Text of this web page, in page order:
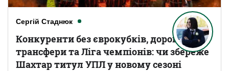
Сергій Стаднюк
Конкуренти без єврокубків, дорогі
трансфери та Ліга чемпіонів: чи збереже
Шахтар титул УПЛ у новому сезоні